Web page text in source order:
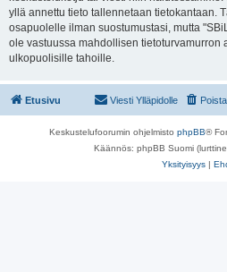
yllä annettu tieto tallennetaan tietokantaan.
osapuolelle ilman suostumustasi, mutta
ole vastuussa mahdollisen tietoturvamurron
ulkopuolisille tahoille.
Etusivu Viesti Ylläpidolle
Keskustelufoorumin ohjelmisto phpBB®
Käännös: phpBB Suomi
Yksityisyys |